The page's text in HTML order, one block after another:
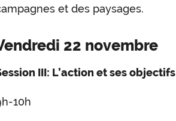
et des paysages.
22 novembre
III: L’action et ses objectifs
10h